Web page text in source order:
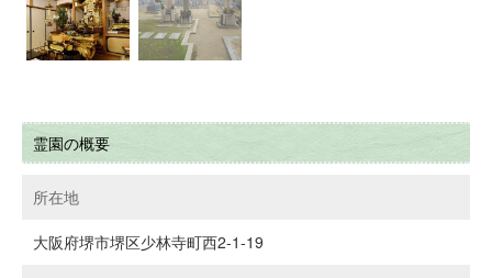
霊園の概要
所在地
大阪府堺市堺区少林寺町西2-1-19